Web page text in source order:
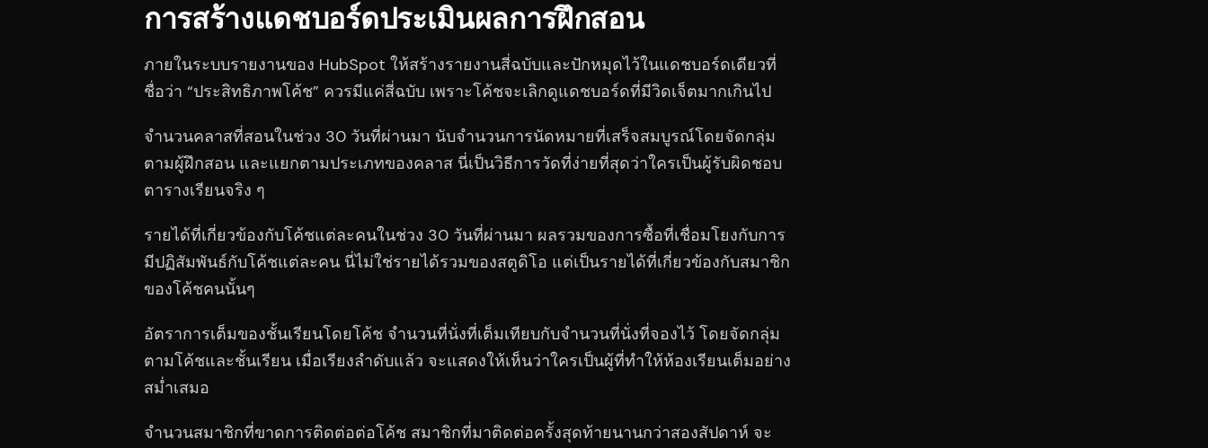
การสร้างแดชบอร์ดประเมินผลการฝึกสอน
ภายในระบบรายงานของ HubSpot ให้สร้างรายงานสี่ฉบับและปักหมุดไว้ในแดชบอร์ดเดียวที่
ชื่อว่า “ประสิทธิภาพโค้ช” ควรมีแค่สี่ฉบับ เพราะโค้ชจะเลิกดูแดชบอร์ดที่มีวิดเจ็ตมากเกินไป
จำนวนคลาสที่สอนในช่วง 30 วันที่ผ่านมา นับจำนวนการนัดหมายที่เสร็จสมบูรณ์โดยจัดกลุ่ม
ตามผู้ฝึกสอน และแยกตามประเภทของคลาส นี่เป็นวิธีการวัดที่ง่ายที่สุดว่าใครเป็นผู้รับผิดชอบ
ตารางเรียนจริง ๆ
รายได้ที่เกี่ยวข้องกับโค้ชแต่ละคนในช่วง 30 วันที่ผ่านมา ผลรวมของการซื้อที่เชื่อมโยงกับการ
มีปฏิสัมพันธ์กับโค้ชแต่ละคน นี่ไม่ใช่รายได้รวมของสตูดิโอ แต่เป็นรายได้ที่เกี่ยวข้องกับสมาชิก
ของโค้ชคนนั้นๆ
อัตราการเต็มของชั้นเรียนโดยโค้ช จำนวนที่นั่งที่เต็มเทียบกับจำนวนที่นั่งที่จองไว้ โดยจัดกลุ่ม
ตามโค้ชและชั้นเรียน เมื่อเรียงลำดับแล้ว จะแสดงให้เห็นว่าใครเป็นผู้ที่ทำให้ห้องเรียนเต็มอย่าง
สม่ำเสมอ
จำนวนสมาชิกที่ขาดการติดต่อต่อโค้ช สมาชิกที่มาติดต่อครั้งสุดท้ายนานกว่าสองสัปดาห์ จะ